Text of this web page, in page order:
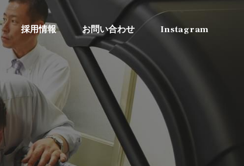
採用情報 お問い合わせ Instagram